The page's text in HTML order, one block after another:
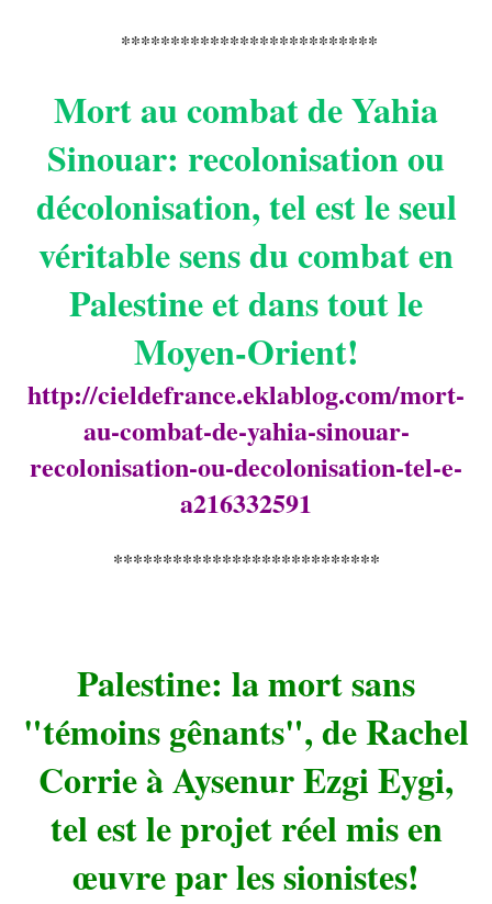
**************************
Mort au combat de Yahia
Sinouar: recolonisation ou
décolonisation, tel est le seul
véritable sens du combat en
Palestine et dans tout le
Moyen-Orient!
http://cieldefrance.eklablog.com/mort-
au-combat-de-yahia-sinouar-
recolonisation-ou-decolonisation-tel-e-
a216332591
***************************
Palestine: la mort sans
"témoins gênants", de Rachel
Corrie à Aysenur Ezgi Eygi,
tel est le projet réel mis en
œuvre par les sionistes!